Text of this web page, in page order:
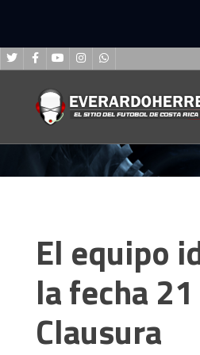
El equipo
la fecha
Clausura